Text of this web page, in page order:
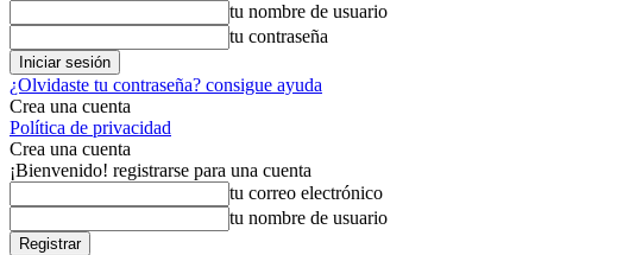
tu nombre de usuario
tu contraseña
¿Olvidaste tu contraseña? consigue ayuda
Crea una cuenta
Política de privacidad
Crea una cuenta
¡Bienvenido! registrarse para una cuenta
tu correo electrónico
tu nombre de usuario